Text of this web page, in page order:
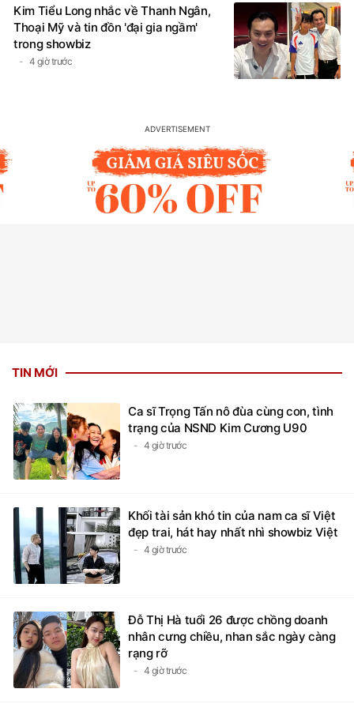
Kim Tiểu Long nhắc về Thanh Ngân,
Thoại Mỹ và tin đồn 'đại gia ngầm'
trong showbiz
4 giờ trước
TIN MỚI
Ca sĩ Trọng Tấn nô đùa cùng con, tình
trạng của NSND Kim Cương U90
4 giờ trước
Khối tài sản khó tin của nam ca sĩ Việt
đẹp trai, hát hay nhất nhì showbiz Việt
4 giờ trước
Đỗ Thị Hà tuổi 26 được chồng doanh
nhân cưng chiều, nhan sắc ngày càng
rạng rỡ
4 giờ trước